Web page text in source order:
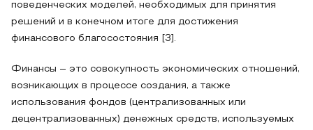
поведенческих моделей, необходимых для принятия
решений и в конечном итоге для достижения
финансового благосостояния [3].
Финансы – это совокупность экономических отношений,
возникающих в процессе создания, а также
использования фондов (централизованных или
децентрализованных) денежных средств, используемых